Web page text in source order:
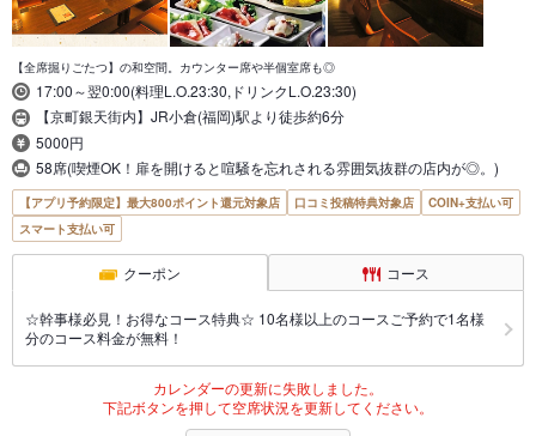
【全席掘りごたつ】の和空間。カウンター席や半個室席も◎
17:00～翌0:00(料理L.O.23:30,ドリンクL.O.23:30)
【京町銀天街内】JR小倉(福岡)駅より徒歩約6分
5000円
58席(喫煙OK！扉を開けると喧騒を忘れされる雰囲気抜群の店内が◎。)
【アプリ予約限定】最大800ポイント還元対象店 口コミ投稿特典対象店
COIN+支払い可
スマート支払い可
クーポン コース
☆幹事様必見！お得なコース特典☆ 10名様以上のコースご予約で1名様
分のコース料金が無料！
カレンダーの更新に失敗しました。
下記ボタンを押して空席状況を更新してください。